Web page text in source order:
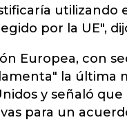
utilizando
por la UE",
Europea, con
la última
y señaló que
para un